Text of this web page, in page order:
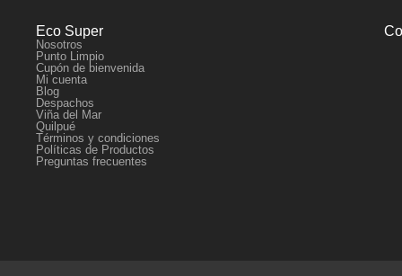
Eco Super
Nosotros
Punto Limpio
Cupón de bienvenida
Mi cuenta
Blog
Despachos
Viña del Mar
Quilpué
Términos y condiciones
Políticas de Productos
Preguntas frecuentes